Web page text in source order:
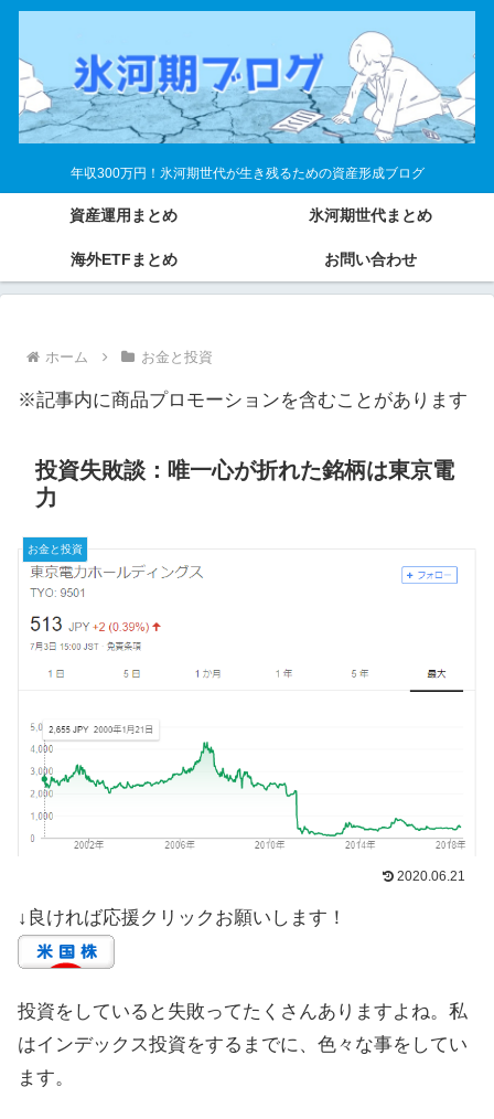
年収300万円！氷河期世代が生き残るための資産形成ブログ
資産運用まとめ 氷河期世代まとめ
海外ETFまとめ お問い合わせ
ホーム お金と投資
※記事内に商品プロモーションを含むことがあります
投資失敗談：唯一心が折れた銘柄は東京電
力
お金と投資
2020.06.21
↓良ければ応援クリックお願いします！
投資をしていると失敗ってたくさんありますよね。私
はインデックス投資をするまでに、色々な事をしてい
ます。